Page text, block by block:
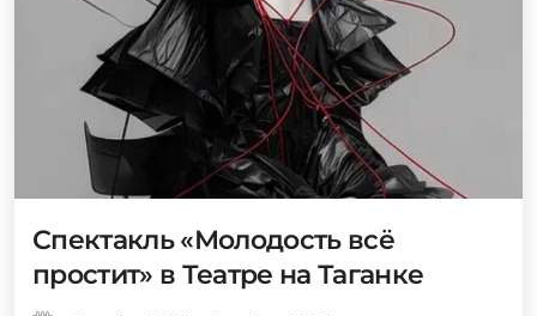
Спектакль «Молодость всё
простит» в Театре на Таганке